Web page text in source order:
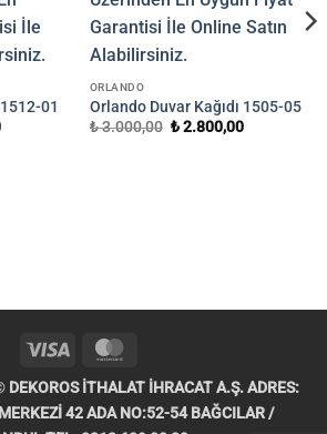
01
Şu
ORLANDO
Orlando Duvar Kağıdı 1505-05
₺3.000,00 Orijinal
₺2.800,00Şu
Visa
DEKOROS İTHALAT İHRACAT A.Ş. ADRES:
42 ADA NO:52-54 BAĞCILAR /